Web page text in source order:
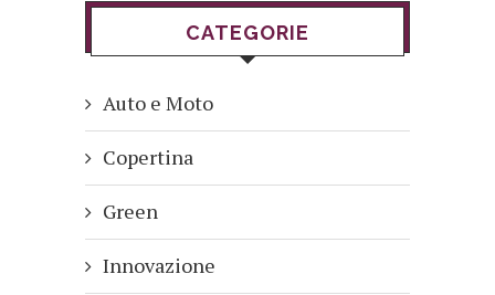
CATEGORIE
Auto e Moto
Copertina
Green
Innovazione